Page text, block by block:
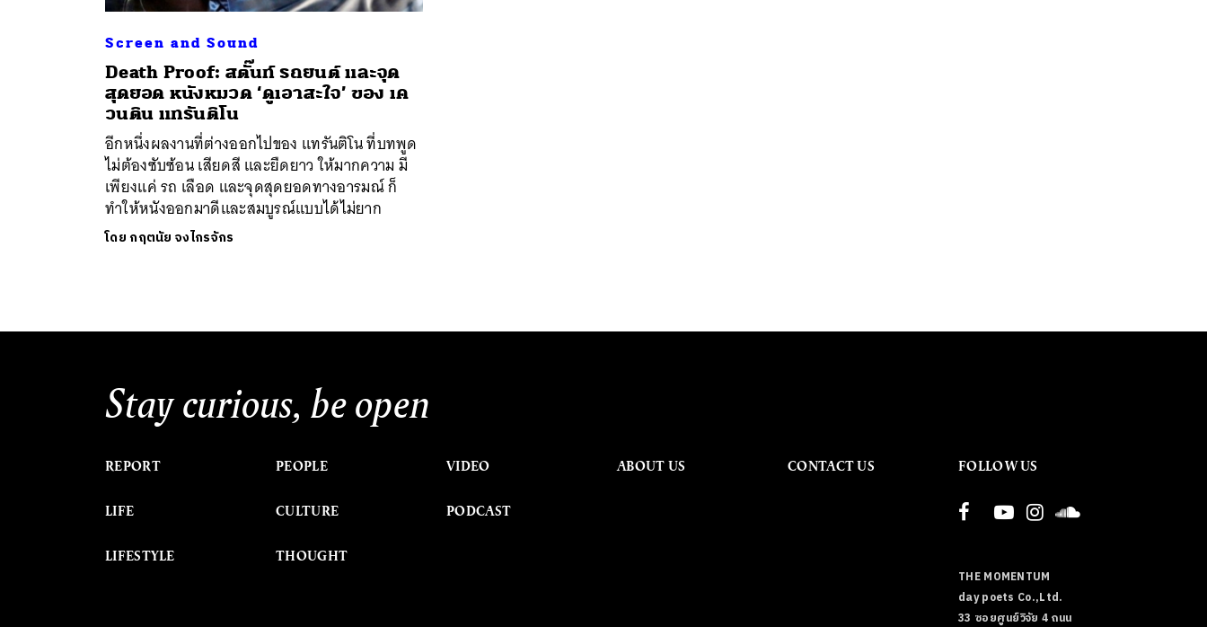
Screen and Sound
Death Proof: สตั๊นท์ รถยนต์ และจุด
สุดยอด หนังหมวด ‘ดูเอาสะใจ’ ของ เค
วนติน แทรันติโน
อีกหนึ่งผลงานที่ต่างออกไปของ แทรันติโน ที่บทพูด
ไม่ต้องซับซ้อน เสียดสี และยืดยาว ให้มากความ มี
เพียงแค่ รถ เลือด และจุดสุดยอดทางอารมณ์ ก็
ทำให้หนังออกมาดีและสมบูรณ์แบบได้ไม่ยาก
โดย กฤตนัย จงไกรจักร
Stay curious, be open
REPORT
LIFE
LIFESTYLE
PEOPLE
CULTURE
THOUGHT
VIDEO
PODCAST
ABOUT US CONTACT US FOLLOW US
THE MOMENTUM
day poets Co.,Ltd.
33 ซอยศูนย์วิจัย 4 ถนน
ค้นหา